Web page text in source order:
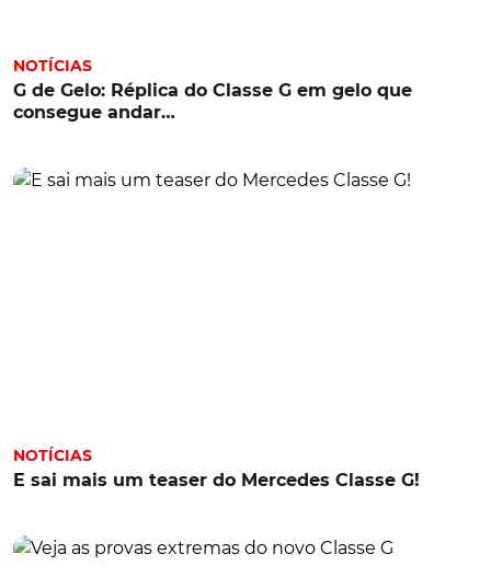
NOTÍCIAS
G de Gelo: Réplica do Classe G em gelo que
consegue andar…
NOTÍCIAS
E sai mais um teaser do Mercedes Classe G!